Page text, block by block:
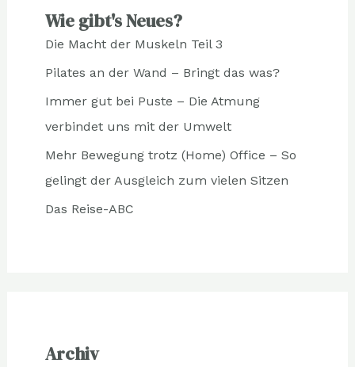
Wie gibt's Neues?
Die Macht der Muskeln Teil 3
Pilates an der Wand – Bringt das was?
Immer gut bei Puste – Die Atmung
verbindet uns mit der Umwelt
Mehr Bewegung trotz (Home) Office – So
gelingt der Ausgleich zum vielen Sitzen
Das Reise-ABC
Archiv